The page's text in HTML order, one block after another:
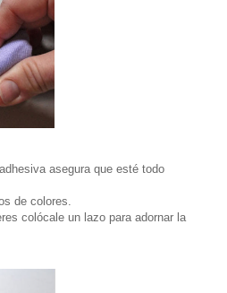
asegura que esté todo
de colores.
colócale un lazo para adornar la